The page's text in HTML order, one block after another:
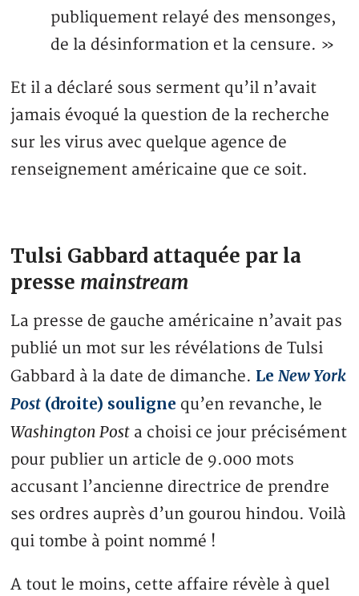
publiquement relayé des mensonges,
de la désinformation et la censure. »
Et il a déclaré sous serment qu’il n’avait
jamais évoqué la question de la recherche
sur les virus avec quelque agence de
renseignement américaine que ce soit.
Tulsi Gabbard attaquée par la
presse mainstream
La presse de gauche américaine n’avait pas
publié un mot sur les révélations de Tulsi
Gabbard à la date de dimanche. LeNew York
Post (droite) souligne qu’en revanche, le
Washington Post a choisi ce jour précisément
pour publier un article de 9.000 mots
accusant l’ancienne directrice de prendre
ses ordres auprès d’un gourou hindou. Voilà
qui tombe à point nommé !
A tout le moins, cette affaire révèle à quel